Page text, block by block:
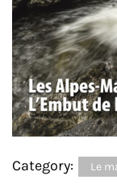
Category: Le